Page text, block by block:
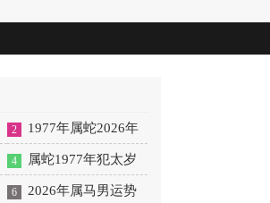
2 1977年属蛇2026年
运程 1977年属蛇2026
年运势及运程
4 属蛇1977年犯太岁
怎么样化解 1977年属蛇
6 2026年属马男运势